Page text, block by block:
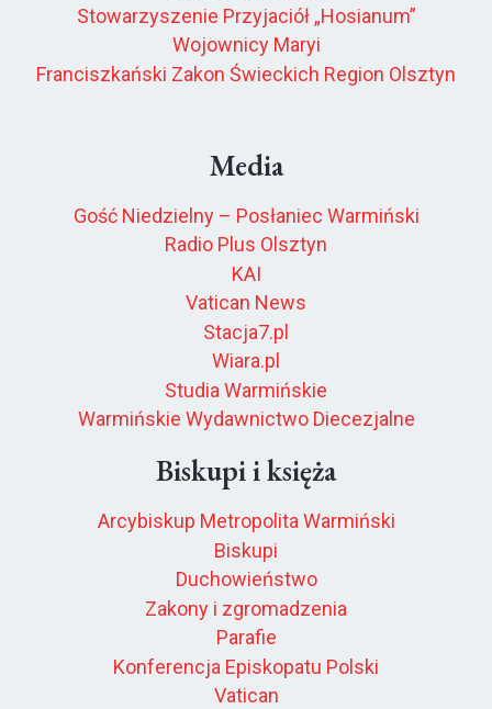
Stowarzyszenie Przyjaciół „Hosianum”
Wojownicy Maryi
Franciszkański Zakon Świeckich Region Olsztyn
Media
Gość Niedzielny – Posłaniec Warmiński
Radio Plus Olsztyn
KAI
Vatican News
Stacja7.pl
Wiara.pl
Studia Warmińskie
Warmińskie Wydawnictwo Diecezjalne
Biskupi i księża
Arcybiskup Metropolita Warmiński
Biskupi
Duchowieństwo
Zakony i zgromadzenia
Parafie
Konferencja Episkopatu Polski
Vatican